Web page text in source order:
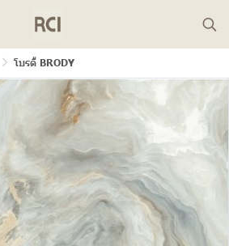
โบรดี้ BRODY